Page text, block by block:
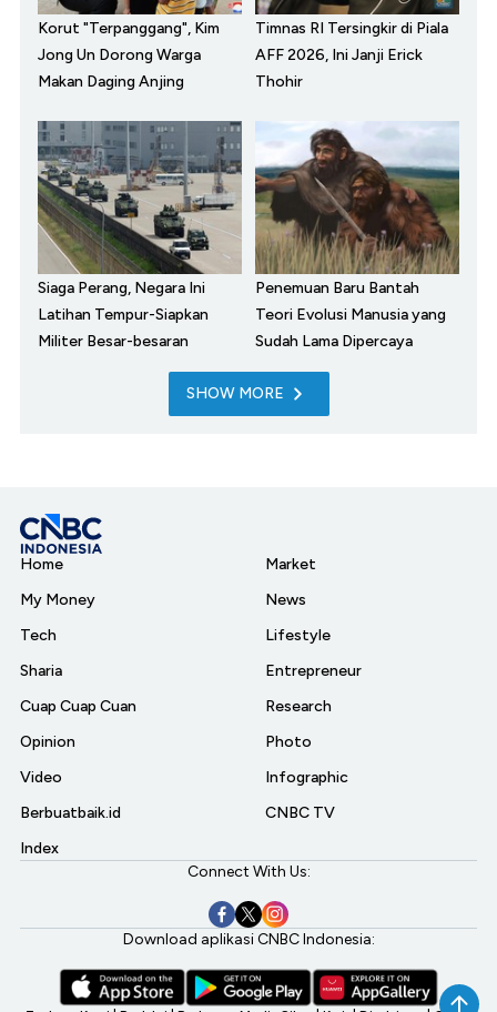
Korut "Terpanggang", Kim
Jong Un Dorong Warga
Makan Daging Anjing
Timnas RI Tersingkir di Piala
AFF 2026, Ini Janji Erick
Thohir
Siaga Perang, Negara Ini
Latihan Tempur-Siapkan
Militer Besar-besaran
Penemuan Baru Bantah
Teori Evolusi Manusia yang
Sudah Lama Dipercaya
SHOW MORE
Home
My Money
Tech
Sharia
Cuap Cuap Cuan
Opinion
Video
Berbuatbaik.id
Index
Market
News
Lifestyle
Entrepreneur
Research
Photo
Infographic
CNBC TV
Connect With Us:
Download aplikasi CNBC Indonesia: